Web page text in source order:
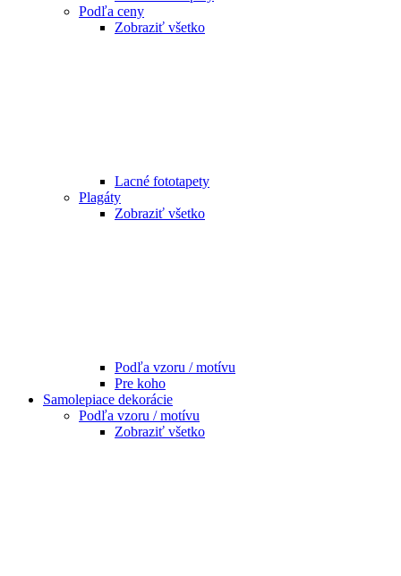
Podľa ceny
Zobraziť všetko
Lacné fototapety
Plagáty
Zobraziť všetko
Podľa vzoru / motívu
Pre koho
Samolepiace dekorácie
Podľa vzoru / motívu
Zobraziť všetko